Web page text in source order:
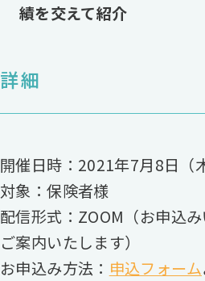
績を交えて紹介
詳細
開催日時：2021年7月8日（
対象：保険者様
配信形式：ZOOM（お申込
ご案内いたします）
お申込み方法： 申込フォーム